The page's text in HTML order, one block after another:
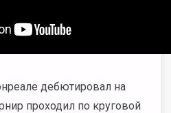
дебютировал на
проходил по круговой